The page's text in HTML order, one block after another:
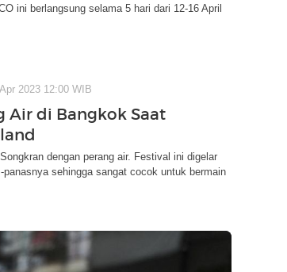
ini berlangsung selama 5 hari dari 12-16 April
2023 12:00 WIB
Air di Bangkok Saat
dengan perang air. Festival ini digelar
sehingga sangat cocok untuk bermain